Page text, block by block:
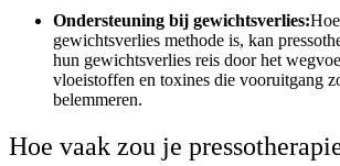
Ondersteuning bij gewichtsverlies:
gewichtsverlies methode is, kan
hun gewichtsverlies reis door het
vloeistoffen en toxines die vooruitgang
belemmeren.
Hoe vaak zou je